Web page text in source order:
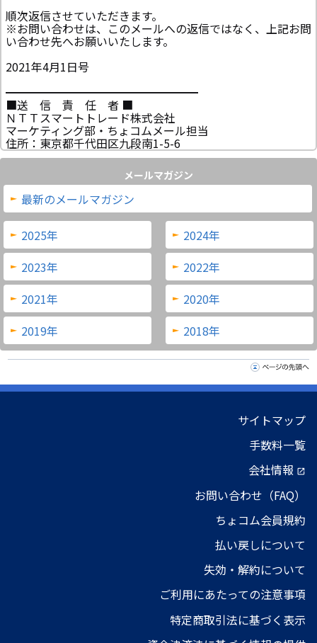
順次返信させていただきます。
※お問い合わせは、このメールへの返信ではなく、上記お問
い合わせ先へお願いいたします。
2021年4月1日号
━━━━━━━━━━━━━━━━━
■送 信 責 任 者 ■
ＮＴＴスマートトレード株式会社
マーケティング部・ちょコムメール担当
住所：東京都千代田区九段南1-5-6
メールマガジン
最新のメールマガジン
2025年
2024年
2023年
2022年
2021年
2020年
2019年
2018年
サイトマップ
手数料一覧
会社情報 open_in_new
お問い合わせ（FAQ）
ちょコム会員規約
払い戻しについて
失効・解約について
ご利用にあたっての注意事項
特定商取引法に基づく表示